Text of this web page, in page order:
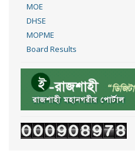
MOE
DHSE
MOPME
Board Results